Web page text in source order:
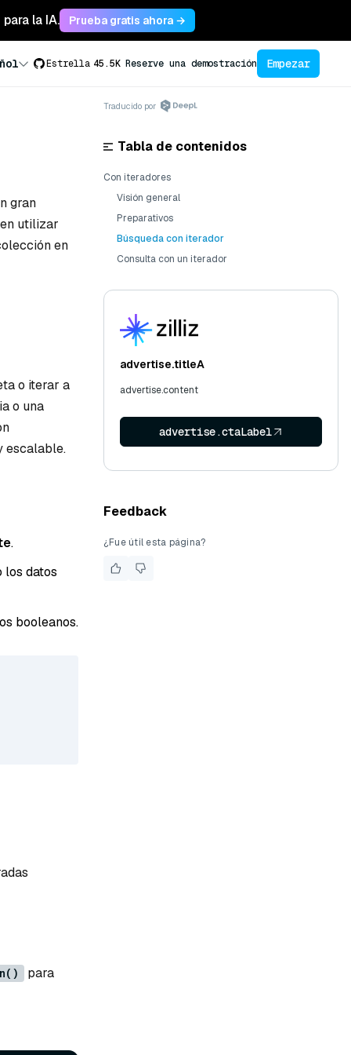
la IA. Prueba gratis ahora →
Estrella 45.5K Reserve una demostración Empezar
gran
utilizar
en
o iterar a
o una
escalable.
.
los datos
booleanos.
para
Traducido por
Tabla de contenidos
Con iteradores
Visión general
Preparativos
Búsqueda con iterador
Consulta con un iterador
advertise.titleA
advertise.content
advertise.ctaLabel
Feedback
¿Fue útil esta página?